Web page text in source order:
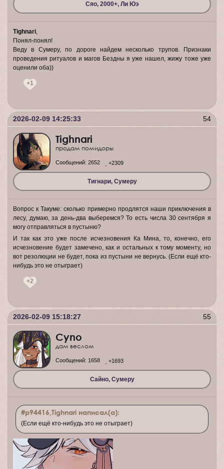
Сяо, 2000+, Ли Юэ
Tighnari,
Понял-понял!
Веду в Сумеру, по дороге найдем несколько трупов. Признаки
проведения ритуалов и магов Бездны я уже нашел, жижу тоже уже
оценили оба))
+1
54
2026-02-09 14:25:33
Tighnari
продам помидоры
Тигнари, Сумеру
Сообщений: 2652 +2309
Вопрос к Такуме: сколько примерно продлятся наши приключения в
лесу, думаю, за день-два выберемся? То есть числа 30 сентября я
могу отправляться в пустыню?
И так как это уже после исчезновения Ка Мина, то, конечно, его
исчезновение будет замечено, как и остальных к тому моменту, но
вот резолюции не будет, пока из пустыни не вернусь. (Если ещё кто-
нибудь это не отыграет)
+2
55
2026-02-09 15:18:27
Cyno
дам веслом
Сайно, Сумеру
Сообщений: 1658 +1693
#p94416,Tighnari написал(а):
(Если ещё кто-нибудь это не отыграет)